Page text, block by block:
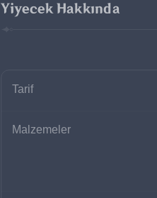
Yiyecek Hakkında
Tarif
Malzemeler